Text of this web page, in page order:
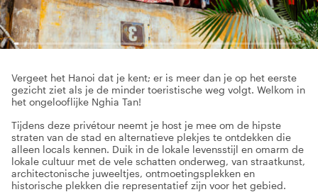
Vergeet het Hanoi dat je kent; er is meer dan je op het eerste
gezicht ziet als je de minder toeristische weg volgt. Welkom in
het ongelooflijke Nghia Tan!
Tijdens deze privétour neemt je host je mee om de hipste
straten van de stad en alternatieve plekjes te ontdekken die
alleen locals kennen. Duik in de lokale levensstijl en omarm de
lokale cultuur met de vele schatten onderweg, van straatkunst,
architectonische juweeltjes, ontmoetingsplekken en
historische plekken die representatief zijn voor het gebied.